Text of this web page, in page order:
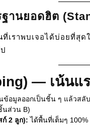
านยอดฮิต
ราพบเจอได้บ่อยที่สุ
— เน้นแ
ข้อมูลออกเป็นชิ้น ๆ แล้วสลั
นส่วน B)
ก์ 2 ลูก): ได้พื้นที่เต็มๆ 100%